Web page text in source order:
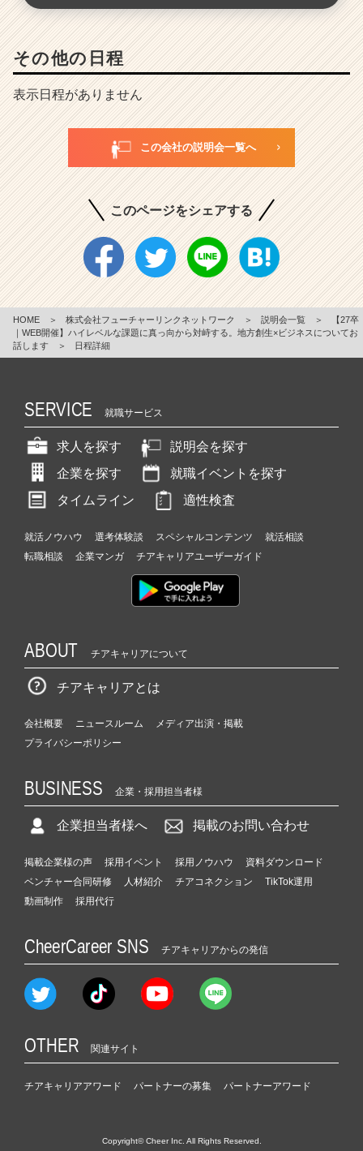
その他の日程
表示日程がありません
この会社の説明会一覧へ
このページをシェアする
HOME ＞ 株式会社フューチャーリンクネットワーク ＞ 説明会一覧 ＞
【27卒
｜WEB開催】ハイレベルな課題に真っ向から対峙する。地方創生×ビジネスについてお
話します
＞ 日程詳細
SERVICE 就職サービス
求人を探す
説明会を探す
企業を探す
就職イベントを探す
タイムライン
適性検査
就活ノウハウ 選考体験談 スペシャルコンテンツ
就活相談
転職相談
企業マンガ チアキャリアユーザーガイド
ABOUT チアキャリアについて
チアキャリアとは
会社概要 ニュースルーム
メディア出演・掲載
プライバシーポリシー
BUSINESS 企業・採用担当者様
企業担当者様へ 掲載のお問い合わせ
掲載企業様の声 採用イベント 採用ノウハウ
資料ダウンロード
ベンチャー合同研修
人材紹介 チアコネクション
TikTok運用
動画制作
採用代行
CheerCareer SNS チアキャリアからの発信
OTHER 関連サイト
チアキャリアアワード パートナーの募集 パートナーアワード
Copyright© Cheer Inc. All Rights Reserved.